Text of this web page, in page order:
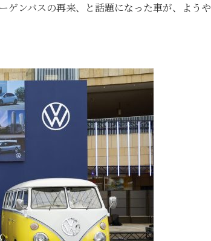
ゲンバスの再来、と話題になった車が、ようや